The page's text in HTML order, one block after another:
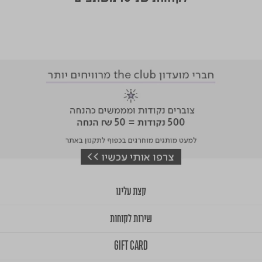
קצת עלינו
שירות לקוחות
GIFT CARD